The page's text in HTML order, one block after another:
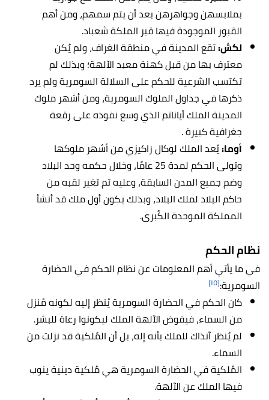
بملابسهن وجواهرهن بعد أن يتم سمهم، ومن أهم
القبور الموجودة فيها قبر الملكة شعباد.
لكش:تقع المدينة في منطقة الغراف، ولم يُكن
معترف بها من قبل كهنة معبد الآلهة؛ وبذلك لم
تكتسب الشرعية للحكم على السلالة السومرية ولم يرد
ذكرها في جداول الملوك السومرية، ومن أشهر ملوك
المدينة الملك أياناتم الذي وسع نفوذه على رقعة
جغرافية كبيرة .
أوما:يُعد الملك لوكال زاكيزي من أشهر ملوكها
وتولى الحكم لمدة 25 عامًا، وخلال حكمه وحد البلاد
وضم جميع المدن السابقة، وعليه تم تغير لقبه من
حاكم البلاد لملك البلاد، وبذلك يكون أول ملك قد أنشأ
المملكة الموحدة الكُبرى.
نظام الحكم
في ما يأتي أهم المعلومات عن نظام الحكم في الحضارة
السومرية:[١٥]
كان الحكم في الحضارة السومرية يُنظر إليه لكونه مُنزل
من السماء، فيفوض الآلهة الملك ليكونوا رعاة للبشر.
لم يُنظر آنذاك للملك بأنه إله، بل أن المُلكية قد نزلت من
السماء.
المُلكية في الحضارة السومرية هي مُلكية دينية ينوب
فيها الملك عن الآلهة.